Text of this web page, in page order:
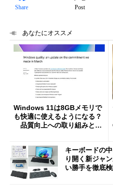
Share Post
あなたにオススメ
Windows 11は8GBメモリで
も快適に使えるようになる？
品質向上への取り組みと
キーボードの
り開く新ジャ
い勝手を徹底